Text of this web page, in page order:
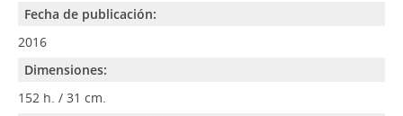
Fecha de publicación:
2016
Dimensiones:
152 h. / 31 cm.